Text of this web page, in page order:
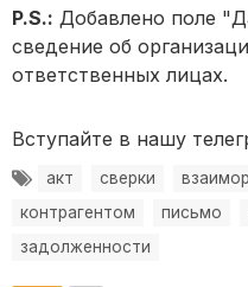
P.S.: Добавлено поле
сведение об
ответственных лицах.
Вступайте в нашу
акт сверки
контрагентом
письмо
задолженности